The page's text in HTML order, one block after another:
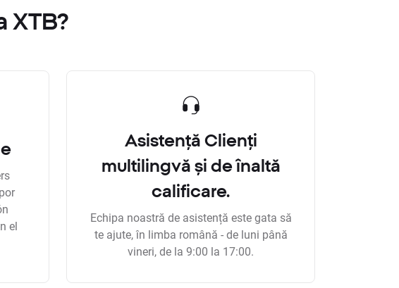
XTB?
el
Asistență Clienți
multilingvă și de înaltă
calificare.
Echipa noastră de asistență este gata să
te ajute, în limba română - de luni până
vineri, de la 9:00 la 17:00.